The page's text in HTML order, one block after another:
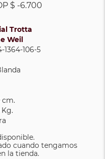
$ -6.700
Trotta
Weil
1364-106-5
cm.
Kg.
cuando tengamos
la tienda.